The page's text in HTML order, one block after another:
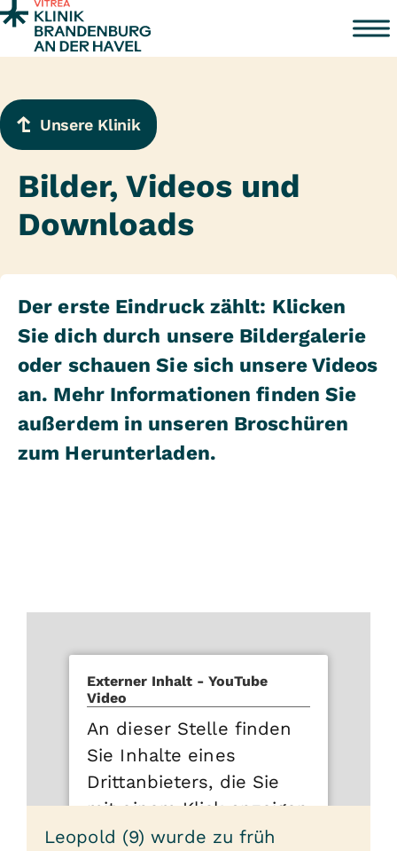
Zum Inhalt springen
Unsere Klinik
Bilder, Videos und
Downloads
Der erste Eindruck zählt: Klicken
Sie dich durch unsere Bildergalerie
oder schauen Sie sich unsere Videos
an. Mehr Informationen finden Sie
außerdem in unseren Broschüren
zum Herunterladen.
Externer Inhalt - YouTube
Video
An dieser Stelle finden
Sie Inhalte eines
Drittanbieters, die Sie
mit einem Klick anzeigen
lassen können.
Leopold (9) wurde zu früh